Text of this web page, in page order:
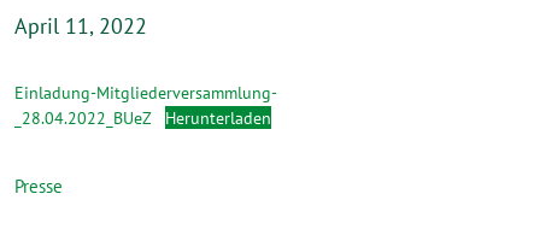
April 11, 2022
Einladung-Mitgliederversammlung-
_28.04.2022_BUeZ
Herunterladen
Presse